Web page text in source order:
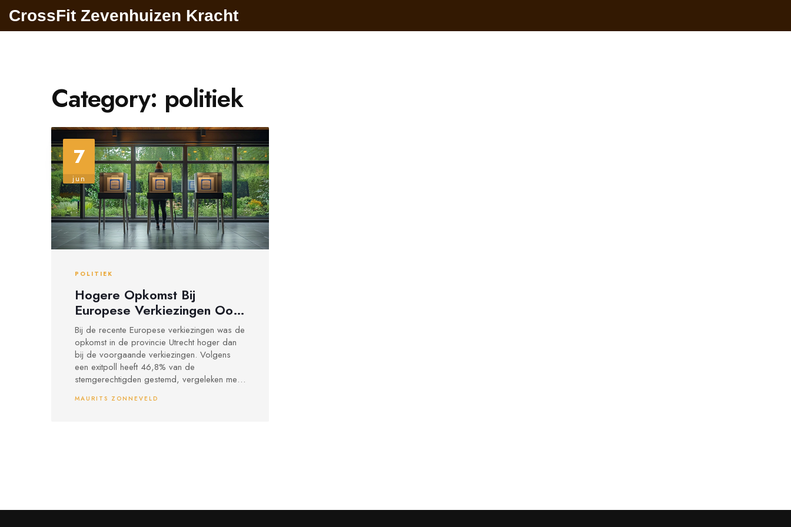
CrossFit Zevenhuizen Kracht
Category: politiek
7
jun
POLITIEK
Hogere Opkomst Bij
Europese Verkiezingen Ook
in Provincie Utrecht
Bij de recente Europese verkiezingen was de
opkomst in de provincie Utrecht hoger dan
bij de voorgaande verkiezingen. Volgens
een exitpoll heeft 46,8% van de
stemgerechtigden gestemd, vergeleken met
hoogste opkomst, met 55,9%, gevolgd
MAURITS ZONNEVELD